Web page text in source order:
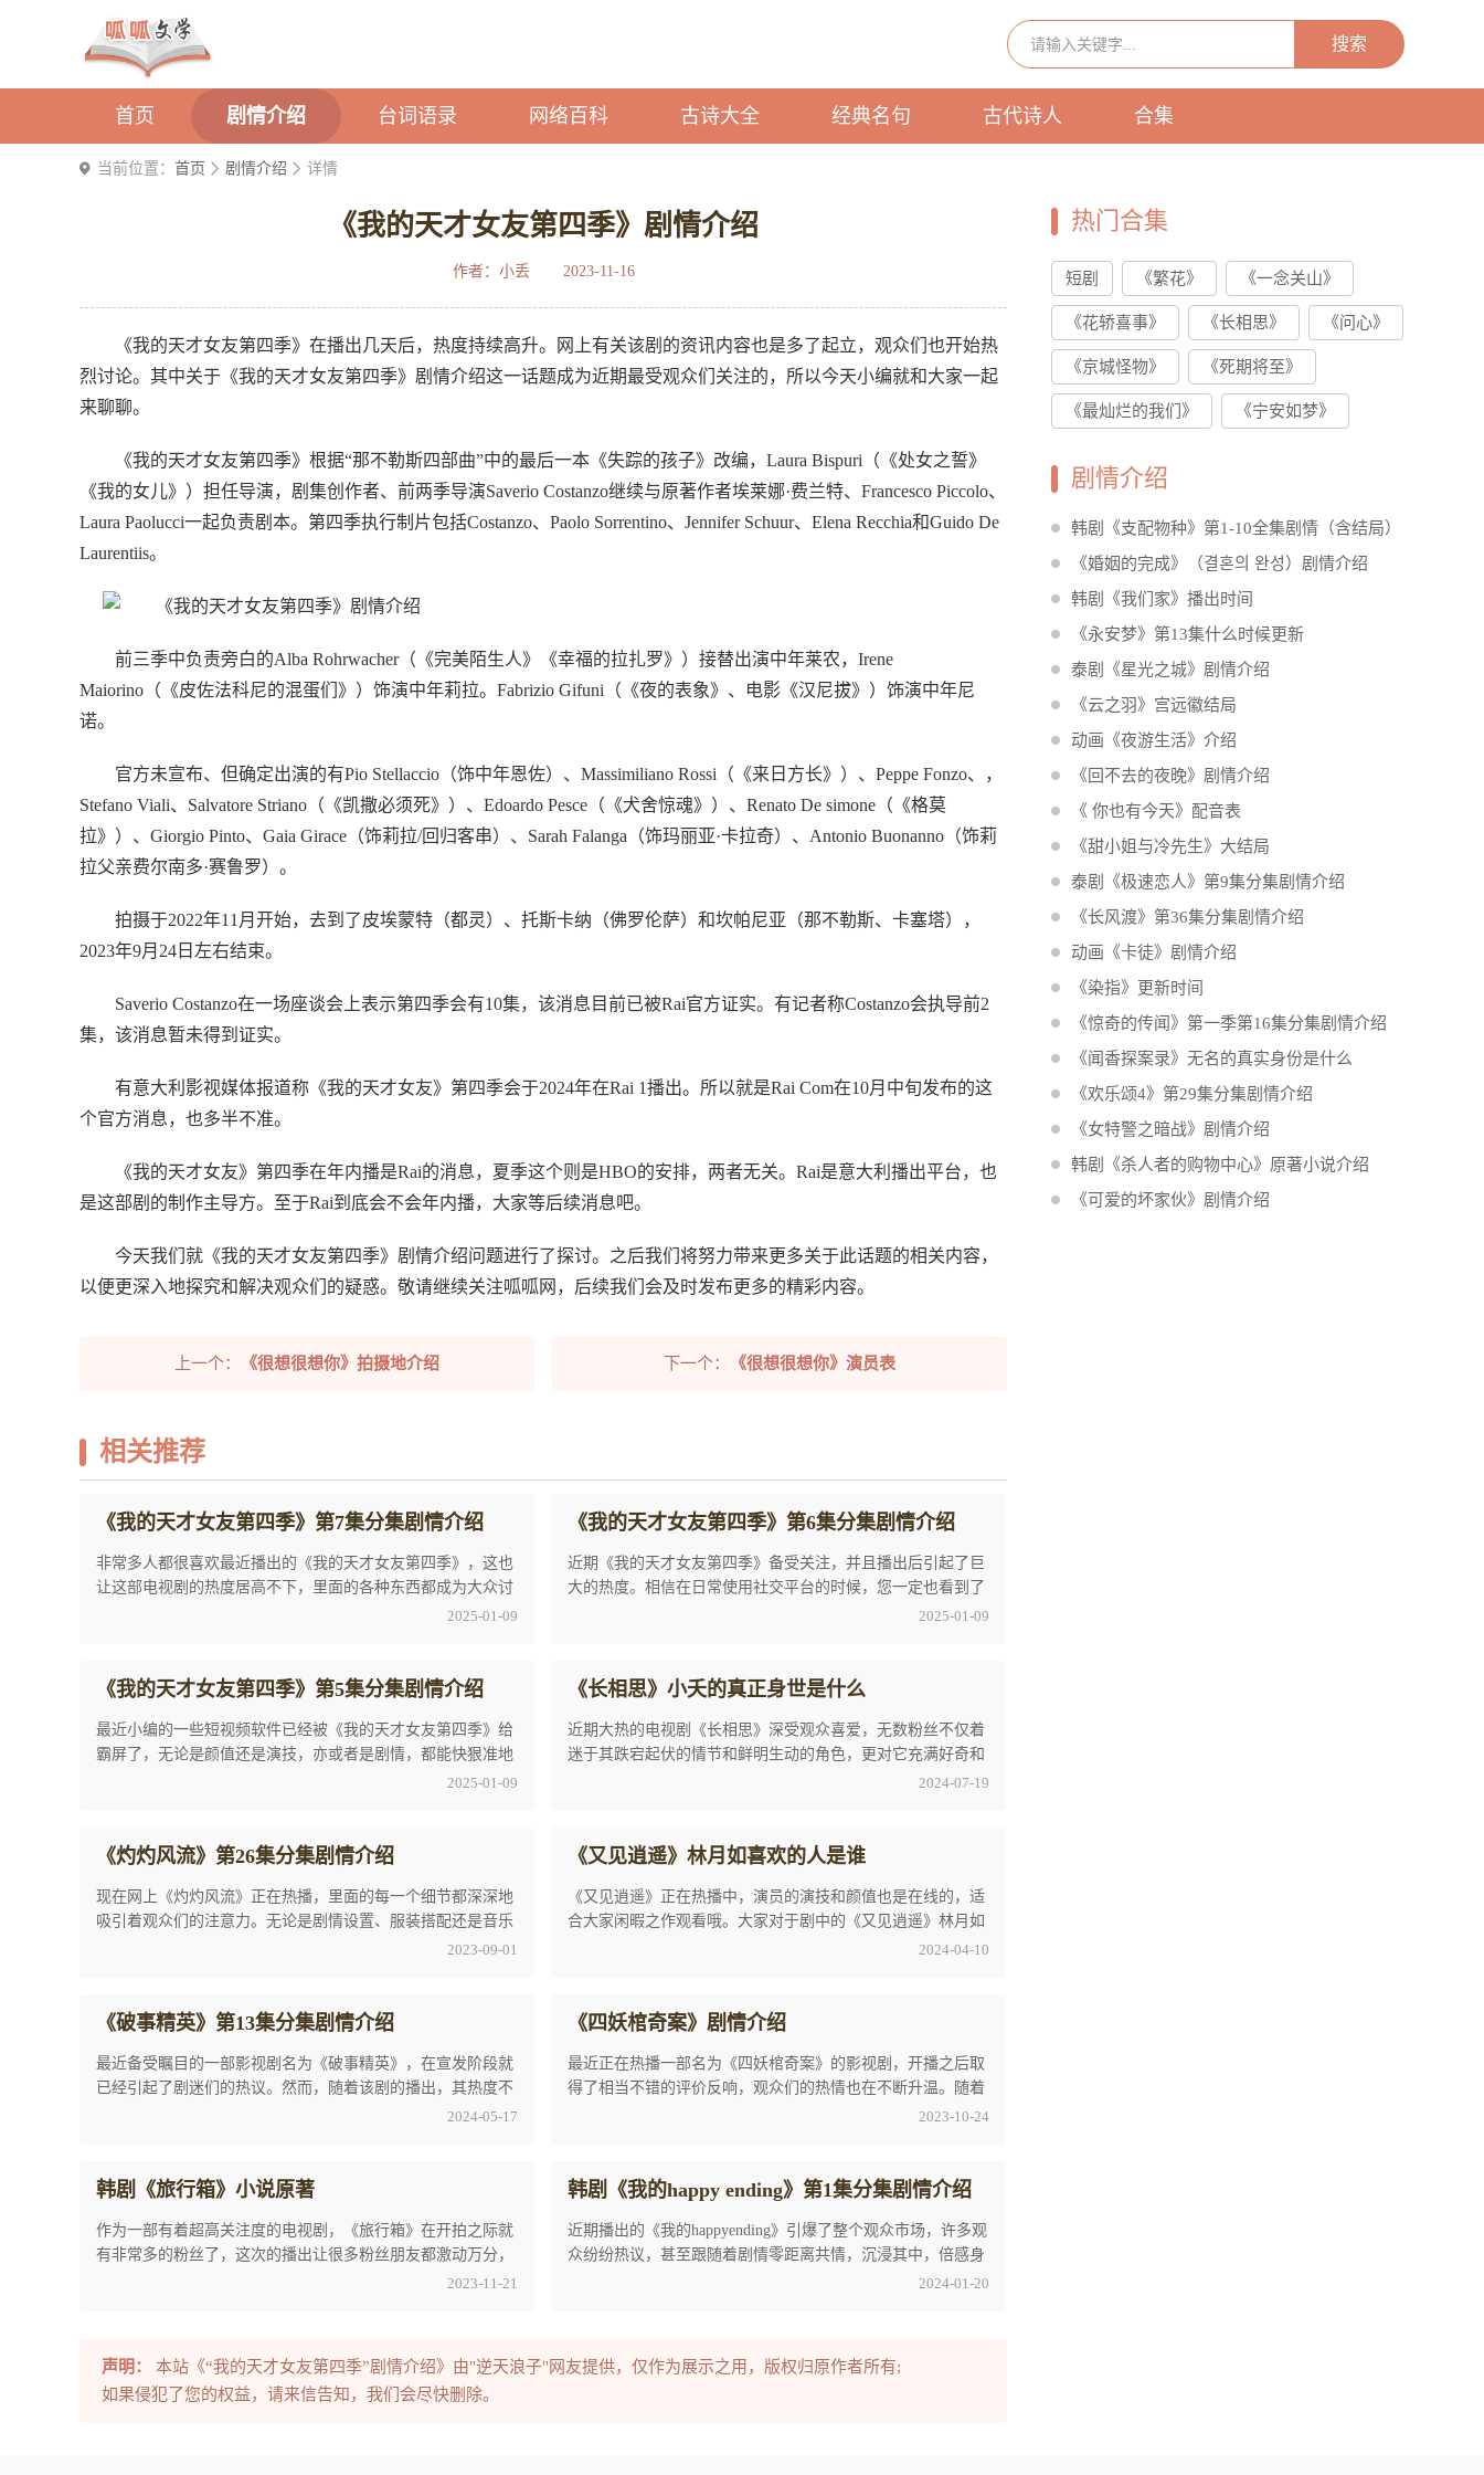
搜索
首页 剧情介绍 台词语录 网络百科 古诗大全 经典名句 古代诗人 合集
当前位置： 首页 剧情介绍 详情
《我的天才女友第四季》剧情介绍
作者：小丢 2023-11-16
《我的天才女友第四季》在播出几天后，热度持续高升。网上有关该剧的资讯内容也是多了起立，观众们也开始热
烈讨论。其中关于《我的天才女友第四季》剧情介绍这一话题成为近期最受观众们关注的，所以今天小编就和大家一起
来聊聊。
《我的天才女友第四季》根据“那不勒斯四部曲”中的最后一本《失踪的孩子》改编，Laura Bispuri（《处女之誓》
《我的女儿》）担任导演，剧集创作者、前两季导演Saverio Costanzo继续与原著作者埃莱娜·费兰特、Francesco Piccolo、
Laura Paolucci一起负责剧本。第四季执行制片包括Costanzo、Paolo Sorrentino、Jennifer Schuur、Elena Recchia和Guido De
Laurentiis。
前三季中负责旁白的Alba Rohrwacher（《完美陌生人》《幸福的拉扎罗》）接替出演中年莱农，Irene
Maiorino（《皮佐法科尼的混蛋们》）饰演中年莉拉。Fabrizio Gifuni（《夜的表象》、电影《汉尼拔》）饰演中年尼
诺。
官方未宣布、但确定出演的有Pio Stellaccio（饰中年恩佐）、Massimiliano Rossi（《来日方长》）、Peppe Fonzo、，
Stefano Viali、Salvatore Striano（《凯撒必须死》）、Edoardo Pesce（《犬舍惊魂》）、Renato De simone（《格莫
拉》）、Giorgio Pinto、Gaia Girace（饰莉拉/回归客串）、Sarah Falanga（饰玛丽亚·卡拉奇）、Antonio Buonanno（饰莉
拉父亲费尔南多·赛鲁罗）。
拍摄于2022年11月开始，去到了皮埃蒙特（都灵）、托斯卡纳（佛罗伦萨）和坎帕尼亚（那不勒斯、卡塞塔），
2023年9月24日左右结束。
Saverio Costanzo在一场座谈会上表示第四季会有10集，该消息目前已被Rai官方证实。有记者称Costanzo会执导前2
集，该消息暂未得到证实。
有意大利影视媒体报道称《我的天才女友》第四季会于2024年在Rai 1播出。所以就是Rai Com在10月中旬发布的这
个官方消息，也多半不准。
《我的天才女友》第四季在年内播是Rai的消息，夏季这个则是HBO的安排，两者无关。Rai是意大利播出平台，也
是这部剧的制作主导方。至于Rai到底会不会年内播，大家等后续消息吧。
今天我们就《我的天才女友第四季》剧情介绍问题进行了探讨。之后我们将努力带来更多关于此话题的相关内容，
以便更深入地探究和解决观众们的疑惑。敬请继续关注呱呱网，后续我们会及时发布更多的精彩内容。
上一个： 《很想很想你》拍摄地介绍 下一个： 《很想很想你》演员表
相关推荐
《我的天才女友第四季》第7集分集剧情介绍
非常多人都很喜欢最近播出的《我的天才女友第四季》，这也
让这部电视剧的热度居高不下，里面的各种东西都成为大众讨
2025-01-09
《我的天才女友第四季》第6集分集剧情介绍
近期《我的天才女友第四季》备受关注，并且播出后引起了巨
大的热度。相信在日常使用社交平台的时候，您一定也看到了
2025-01-09
《我的天才女友第四季》第5集分集剧情介绍
最近小编的一些短视频软件已经被《我的天才女友第四季》给
霸屏了，无论是颜值还是演技，亦或者是剧情，都能快狠准地
2025-01-09
《长相思》小夭的真正身世是什么
近期大热的电视剧《长相思》深受观众喜爱，无数粉丝不仅着
迷于其跌宕起伏的情节和鲜明生动的角色，更对它充满好奇和
2024-07-19
《灼灼风流》第26集分集剧情介绍
现在网上《灼灼风流》正在热播，里面的每一个细节都深深地
吸引着观众们的注意力。无论是剧情设置、服装搭配还是音乐
2023-09-01
《又见逍遥》林月如喜欢的人是谁
《又见逍遥》正在热播中，演员的演技和颜值也是在线的，适
合大家闲暇之作观看哦。大家对于剧中的《又见逍遥》林月如
2024-04-10
《破事精英》第13集分集剧情介绍
最近备受瞩目的一部影视剧名为《破事精英》，在宣发阶段就
已经引起了剧迷们的热议。然而，随着该剧的播出，其热度不
2024-05-17
《四妖棺奇案》剧情介绍
最近正在热播一部名为《四妖棺奇案》的影视剧，开播之后取
得了相当不错的评价反响，观众们的热情也在不断升温。随着
2023-10-24
韩剧《旅行箱》小说原著
作为一部有着超高关注度的电视剧，《旅行箱》在开拍之际就
有非常多的粉丝了，这次的播出让很多粉丝朋友都激动万分，
2023-11-21
韩剧《我的happy ending》第1集分集剧情介绍
近期播出的《我的happyending》引爆了整个观众市场，许多观
众纷纷热议，甚至跟随着剧情零距离共情，沉浸其中，倍感身
2024-01-20
声明：
本站《“我的天才女友第四季”剧情介绍》由"逆天浪子"网友提供，仅作为展示之用，版权归原作者所有;
如果侵犯了您的权益，请来信告知，我们会尽快删除。
热门合集
短剧 《繁花》 《一念关山》
《花轿喜事》 《长相思》 《问心》
《京城怪物》 《死期将至》
《最灿烂的我们》 《宁安如梦》
剧情介绍
韩剧《支配物种》第1-10全集剧情（含结局）
《婚姻的完成》（결혼의 완성）剧情介绍
韩剧《我们家》播出时间
《永安梦》第13集什么时候更新
泰剧《星光之城》剧情介绍
《云之羽》宫远徽结局
动画《夜游生活》介绍
《回不去的夜晚》剧情介绍
《 你也有今天》配音表
《甜小姐与冷先生》大结局
泰剧《极速恋人》第9集分集剧情介绍
《长风渡》第36集分集剧情介绍
动画《卡徒》剧情介绍
《染指》更新时间
《惊奇的传闻》第一季第16集分集剧情介绍
《闻香探案录》无名的真实身份是什么
《欢乐颂4》第29集分集剧情介绍
《女特警之暗战》剧情介绍
韩剧《杀人者的购物中心》原著小说介绍
《可爱的坏家伙》剧情介绍